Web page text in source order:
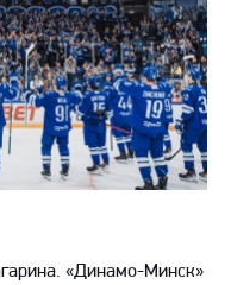
«Динамо-Минск»